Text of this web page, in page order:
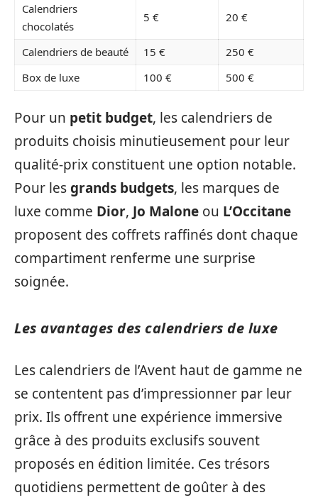
Calendriers
chocolatés
5 € 20 €
Calendriers de beauté 15 €
250 €
Box de luxe
100 € 500 €
Pour un petit budget, les calendriers de
produits choisis minutieusement pour leur
qualité-prix constituent une option notable.
Pour lesgrands budgets, les marques de
luxe comme Dior, Jo Malone ou L’Occitane
proposent des coffrets raffinés dont chaque
compartiment renferme une surprise
soignée.
Les avantages des calendriers de luxe
Les calendriers de l’Avent haut de gamme ne
se contentent pas d’impressionner par leur
prix. Ils offrent une expérience immersive
grâce à des produits exclusifs souvent
proposés en édition limitée. Ces trésors
quotidiens permettent de goûter à des